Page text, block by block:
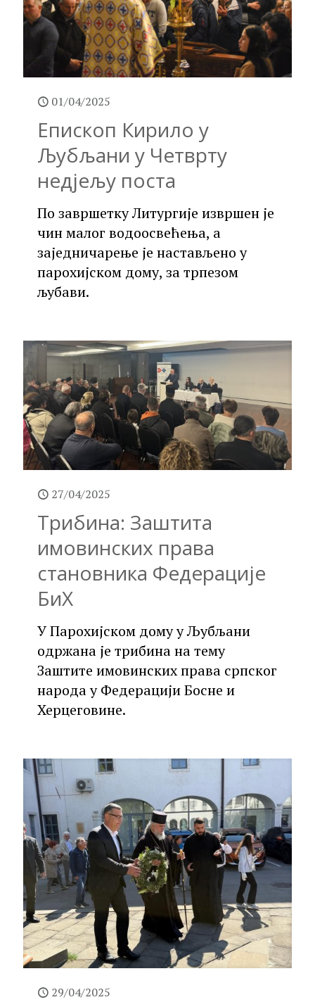
01/04/2025
Епископ Кирило у
Љубљани у Четврту
недјељу поста
По завршетку Литургије извршен је
чин малог водоосвећења, а
заједничарење је настављено у
парохијском дому, за трпезом
љубави.
27/04/2025
Трибина: Заштита
имовинских права
становника Федерације
БиХ
У Парохијском дому у Љубљани
одржана је трибина на тему
Заштите имовинских права српског
народа у Федерацији Босне и
Херцеговине.
29/04/2025